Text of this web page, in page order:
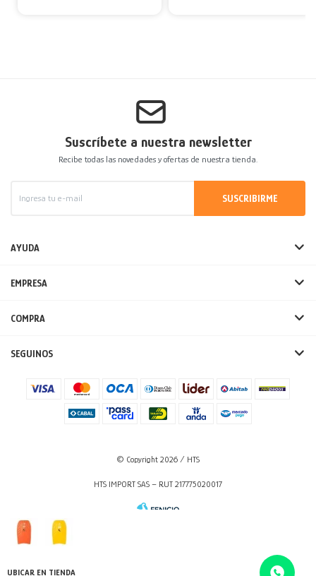
UBICAR EN TIENDA
Suscríbete a nuestra newsletter
Recibe todas las novedades y ofertas de nuestra tienda.
SUSCRIBIRME
AYUDA
EMPRESA
COMPRA
SEGUINOS
© Copyright 2026 / HTS
HTS IMPORT SAS – RUT 217775020017